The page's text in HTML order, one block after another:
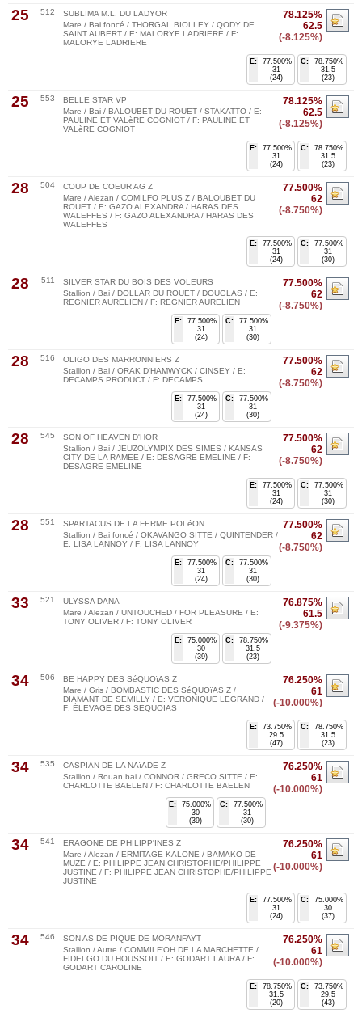
25 512
78.125%
62.5
(-8.125%)
SUBLIMA M.L. DU LADYOR
Mare / Bai foncé / THORGAL BIOLLEY / QODY DE
SAINT AUBERT / E: MALORYE LADRIERE / F:
MALORYE LADRIERE
C:
78.750%
31.5
(23)
E:
77.500%
31
(24)
25 553
78.125%
62.5
(-8.125%)
BELLE STAR VP
Mare / Bai / BALOUBET DU ROUET / STAKATTO / E:
PAULINE ET VALèRE COGNIOT / F: PAULINE ET
VALèRE COGNIOT
C:
78.750%
31.5
(23)
E:
77.500%
31
(24)
28 504
77.500%
62
(-8.750%)
COUP DE COEUR AG Z
Mare / Alezan / COMILFO PLUS Z / BALOUBET DU
ROUET / E: GAZO ALEXANDRA / HARAS DES
WALEFFES / F: GAZO ALEXANDRA / HARAS DES
WALEFFES
C:
77.500%
31
(30)
E:
77.500%
31
(24)
28 511
77.500%
62
(-8.750%)
SILVER STAR DU BOIS DES VOLEURS
Stallion / Bai / DOLLAR DU ROUET / DOUGLAS / E:
REGNIER AURELIEN / F: REGNIER AURELIEN
C:
77.500%
31
(30)
E:
77.500%
31
(24)
28 516
77.500%
62
(-8.750%)
OLIGO DES MARRONNIERS Z
Stallion / Bai / ORAK D'HAMWYCK / CINSEY / E:
DECAMPS PRODUCT / F: DECAMPS
C:
77.500%
31
(30)
E:
77.500%
31
(24)
28 545
77.500%
62
(-8.750%)
SON OF HEAVEN D'HOR
Stallion / Bai / JEUZOLYMPIX DES SIMES / KANSAS
CITY DE LA RAMEE / E: DESAGRE EMELINE / F:
DESAGRE EMELINE
C:
77.500%
31
(30)
E:
77.500%
31
(24)
28 551
77.500%
62
(-8.750%)
SPARTACUS DE LA FERME POLéON
Stallion / Bai foncé / OKAVANGO SITTE / QUINTENDER /
E: LISA LANNOY / F: LISA LANNOY
C:
77.500%
31
(30)
E:
77.500%
31
(24)
33 521
76.875%
61.5
(-9.375%)
ULYSSA DANA
Mare / Alezan / UNTOUCHED / FOR PLEASURE / E:
TONY OLIVER / F: TONY OLIVER
C:
78.750%
31.5
(23)
E:
75.000%
30
(39)
34 506
76.250%
61
(-10.000%)
BE HAPPY DES SéQUOïAS Z
Mare / Gris / BOMBASTIC DES SéQUOïAS Z /
DIAMANT DE SEMILLY / E: VERONIQUE LEGRAND /
F: ÉLEVAGE DES SEQUOIAS
C:
78.750%
31.5
(23)
E:
73.750%
29.5
(47)
34 535
76.250%
61
(-10.000%)
CASPIAN DE LA NAïADE Z
Stallion / Rouan bai / CONNOR / GRECO SITTE / E:
CHARLOTTE BAELEN / F: CHARLOTTE BAELEN
C:
77.500%
31
(30)
E:
75.000%
30
(39)
34 541
76.250%
61
(-10.000%)
ERAGONE DE PHILIPP'INES Z
Mare / Alezan / ERMITAGE KALONE / BAMAKO DE
MUZE / E: PHILIPPE JEAN CHRISTOPHE/PHILIPPE
JUSTINE / F: PHILIPPE JEAN CHRISTOPHE/PHILIPPE
JUSTINE
C:
75.000%
30
(37)
E:
77.500%
31
(24)
34 546
76.250%
61
(-10.000%)
SON AS DE PIQUE DE MORANFAYT
Stallion / Autre / COMMILF'OH DE LA MARCHETTE /
FIDELGO DU HOUSSOIT / E: GODART LAURA / F:
GODART CAROLINE
C:
73.750%
29.5
(43)
E:
78.750%
31.5
(20)